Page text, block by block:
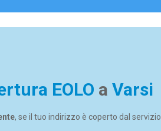
EOLO a Varsi
, se il tuo indirizzo è coperto dal servizio